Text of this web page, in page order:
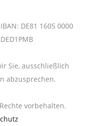
DE81 1605 0000
Sie, ausschließlich
abzusprechen.
vorbehalten.